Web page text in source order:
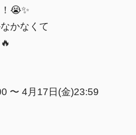
😭✨
かなくて
〜 4月17日(金)23:59